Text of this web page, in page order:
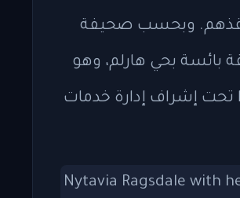
وبحسب صحيفة
بحي هارلم، وهو
تحت إشراف إدارة خدمات